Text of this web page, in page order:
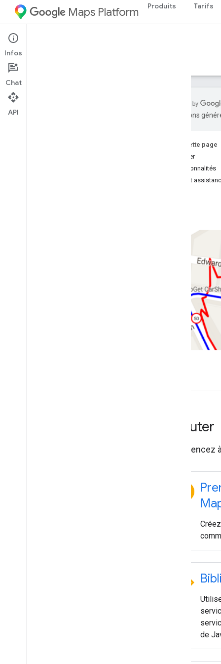
Maps Platform Produits Tarifs
Web Services
Guides
traductions
Sur cette page
Débuter
Fonctionnalités
Aide et
Débuter
Commencez
explore
code
de
Infos
Chat
API